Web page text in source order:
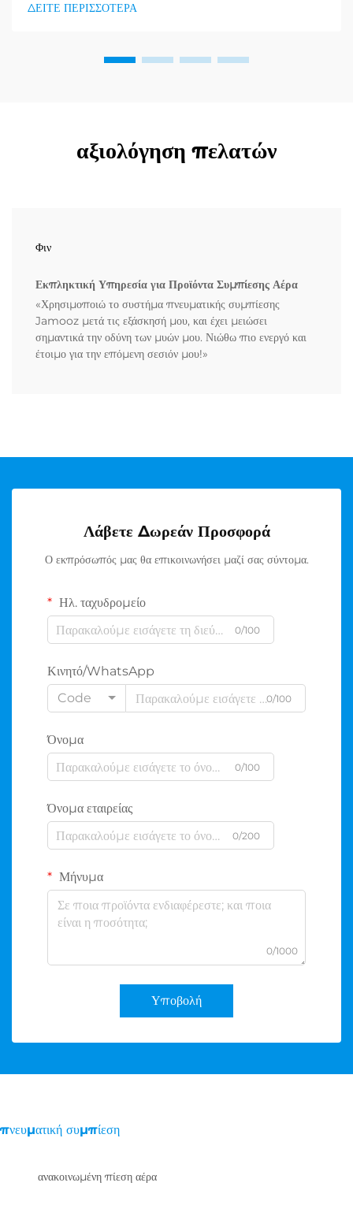
διανομείς το έχουν ήδη κατανοήσει...
ΔΕΙΤΕ ΠΕΡΙΣΣΟΤΕΡΑ
αξιολόγηση πελατών
Φιν
Εκπληκτική Υπηρεσία για Προϊόντα Συμπίεσης Αέρα
«Χρησιμοποιώ το συστήμα πνευματικής συμπίεσης
Jamooz μετά τις εξάσκησή μου, και έχει μειώσει
σημαντικά την οδύνη των μυών μου. Νιώθω πιο ενεργό και
έτοιμο για την επόμενη σεσιόν μου!»
Λάβετε Δωρεάν Προσφορά
Ο εκπρόσωπός μας θα επικοινωνήσει μαζί σας σύντομα.
Ηλ. ταχυδρομείο
0/100
Κινητό/WhatsApp
Code
0/100
Όνομα
0/100
Όνομα εταιρείας
0/200
Μήνυμα
0/1000
Υποβολή
πνευματική συμπίεση
ανακοινωμένη πίεση αέρα